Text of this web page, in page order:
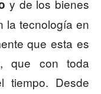
y de los bienes
la tecnología en
que esta es
que con toda
tiempo. Desde